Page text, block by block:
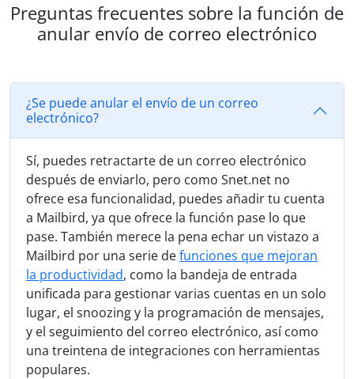
Preguntas frecuentes sobre la función de
anular envío de correo electrónico
¿Se puede anular el envío de un correo
electrónico?
Sí, puedes retractarte de un correo electrónico
después de enviarlo, pero como Snet.net no
ofrece esa funcionalidad, puedes añadir tu cuenta
a Mailbird, ya que ofrece la función pase lo que
pase. También merece la pena echar un vistazo a
Mailbird por una serie defunciones que mejoran
la productividad, como la bandeja de entrada
unificada para gestionar varias cuentas en un solo
lugar, el snoozing y la programación de mensajes,
y el seguimiento del correo electrónico, así como
una treintena de integraciones con herramientas
populares.